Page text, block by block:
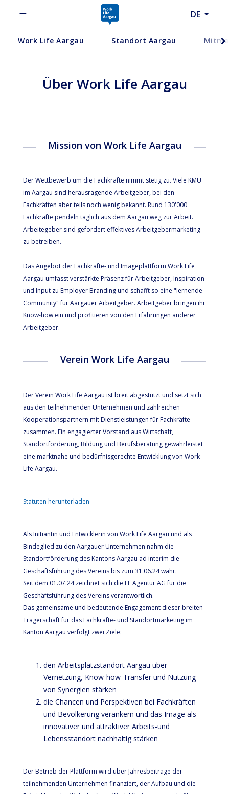
DE
Work Life Aargau Standort Aargau
Über Work Life Aargau
Mission von Work Life Aargau
Der Wettbewerb um die Fachkräfte nimmt stetig zu. Viele KMU
im Aargau sind herausragende Arbeitgeber, bei den
Fachkräften aber teils noch wenig bekannt. Rund 130'000
Fachkräfte pendeln täglich aus dem Aargau weg zur Arbeit.
Arbeitegeber sind gefordert effektives Arbeitgebermarketing
zu betreiben.
Das Angebot der Fachkräfte- und Imageplattform Work Life
Aargau umfasst verstärkte Präsenz für Arbeitgeber, Inspiration
und Input zu Employer Branding und schafft so eine "lernende
Community" für Aargauer Arbeitgeber. Arbeitgeber bringen ihr
Know-how ein und profitieren von den Erfahrungen anderer
Arbeitgeber.
Verein Work Life Aargau
Der Verein Work Life Aargau ist breit abgestützt und setzt sich
aus den teilnehmenden Unternehmen und zahlreichen
Kooperationspartnern mit Dienstleistungen für Fachkräfte
zusammen. Ein engagierter Vorstand aus Wirtschaft,
Standortförderung, Bildung und Berufsberatung gewährleistet
eine marktnahe und bedürfnisgerechte Entwicklung von Work
Life Aargau.
Statuten herunterladen
Als Initiantin und Entwicklerin von Work Life Aargau und als
Bindeglied zu den Aargauer Unternehmen nahm die
Standortförderung des Kantons Aargau ad interim die
Geschäftsführung des Vereins bis zum 31.06.24 wahr.
Seit dem 01.07.24 zeichnet sich die FE Agentur AG für die
Geschäftsführung des Vereins verantwortlich.
Das gemeinsame und bedeutende Engagement dieser breiten
Trägerschaft für das Fachkräfte- und Standortmarketing im
Kanton Aargau verfolgt zwei Ziele:
den Arbeitsplatzstandort Aargau über
Vernetzung, Know-how-Transfer und Nutzung
von Synergien stärken
die Chancen und Perspektiven bei Fachkräften
und Bevölkerung verankern und das Image als
innovativer und attraktiver Arbeits-und
Lebensstandort nachhaltig stärken
Der Betrieb der Plattform wird über Jahresbeiträge der
teilnehmenden Unternehmen finanziert, der Aufbau und die